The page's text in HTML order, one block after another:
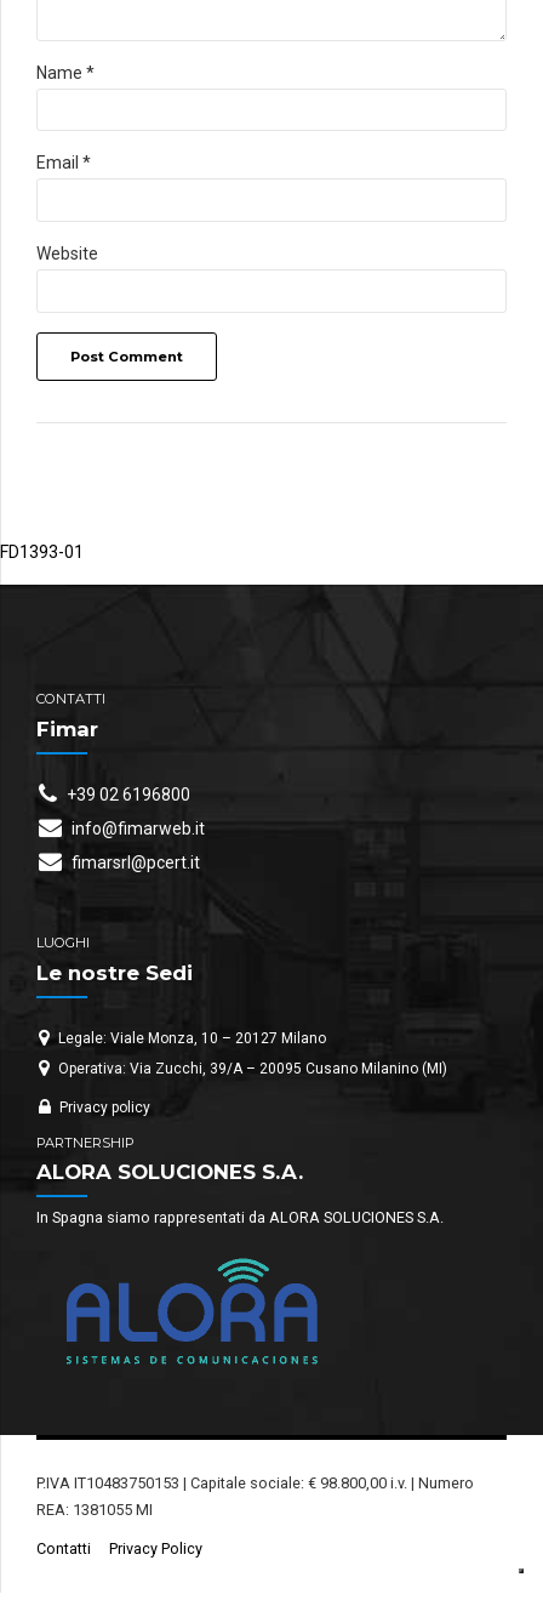
Name *
Email *
Website
Post Comment
FD1393-01
CONTATTI
Fimar
+39 02 6196800
info@fimarweb.it
fimarsrl@pcert.it
LUOGHI
Le nostre Sedi
Legale: Viale Monza, 10 – 20127 Milano
Operativa: Via Zucchi, 39/A – 20095 Cusano Milanino (MI)
Privacy policy
PARTNERSHIP
ALORA SOLUCIONES S.A.
In Spagna siamo rappresentati da ALORA SOLUCIONES S.A.
P.IVA IT10483750153 | Capitale sociale: € 98.800,00 i.v. | Numero
REA: 1381055 MI
Contatti Privacy Policy